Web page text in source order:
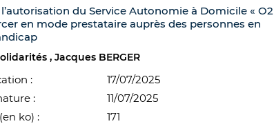
du Service Autonomie à Domicile « O2
en mode prestataire auprès des personnes en
Jacques BERGER
:
17/07/2025
:
11/07/2025
ko) :
171